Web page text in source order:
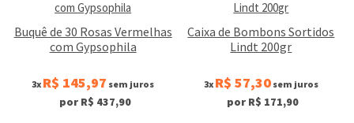
Buquê de 30 Rosas Vermelhas
com Gypsophila
3x R$ 145,97 sem juros
por R$ 437,90
Caixa de Bombons Sortidos
Lindt 200gr
3x R$ 57,30sem juros
por R$ 171,90